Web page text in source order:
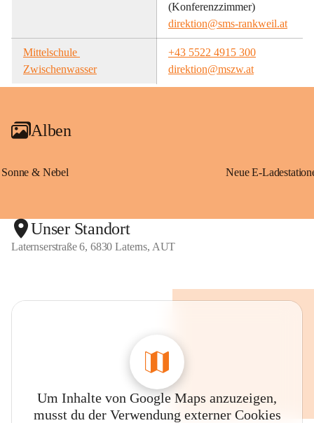
(Konferenzzimmer)
direktion@sms-rankweil.at
Mittelschule
Zwischenwasser
+43 5522 4915 300
direktion@mszw.at
Alben
Sonne & Nebel
Unser Standort
Laternserstraße 6, 6830 Laterns, AUT
Um Inhalte von Google Maps anzuzeigen,
musst du der Verwendung externer Cookies